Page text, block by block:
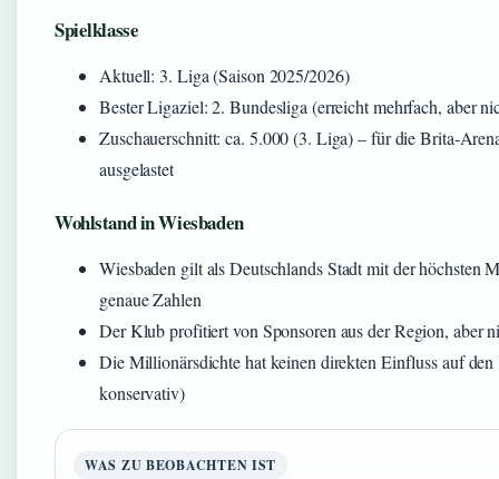
Spielklasse
Aktuell: 3. Liga (Saison 2025/2026)
Bester Ligaziel: 2. Bundesliga (erreicht mehrfach, aber
Zuschauerschnitt: ca. 5.000 (3. Liga) – für die Brita-
ausgelastet
Wohlstand in Wiesbaden
Wiesbaden gilt als Deutschlands Stadt mit der höchsten
genaue Zahlen
Der Klub profitiert von Sponsoren aus der Region, aber
Die Millionärsdichte hat keinen direkten Einfluss auf
konservativ)
WAS ZU BEOBACHTEN IST